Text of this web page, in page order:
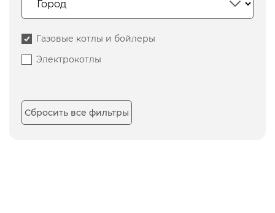
Газовые котлы и бойлеры
Электрокотлы
Сбросить все фильтры